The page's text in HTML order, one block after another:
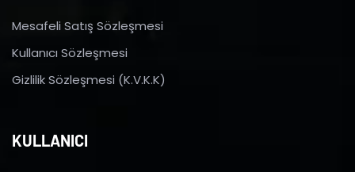
Mesafeli Satış Sözleşmesi
Kullanıcı Sözleşmesi
Gizlilik Sözleşmesi (K.V.K.K)
KULLANICI